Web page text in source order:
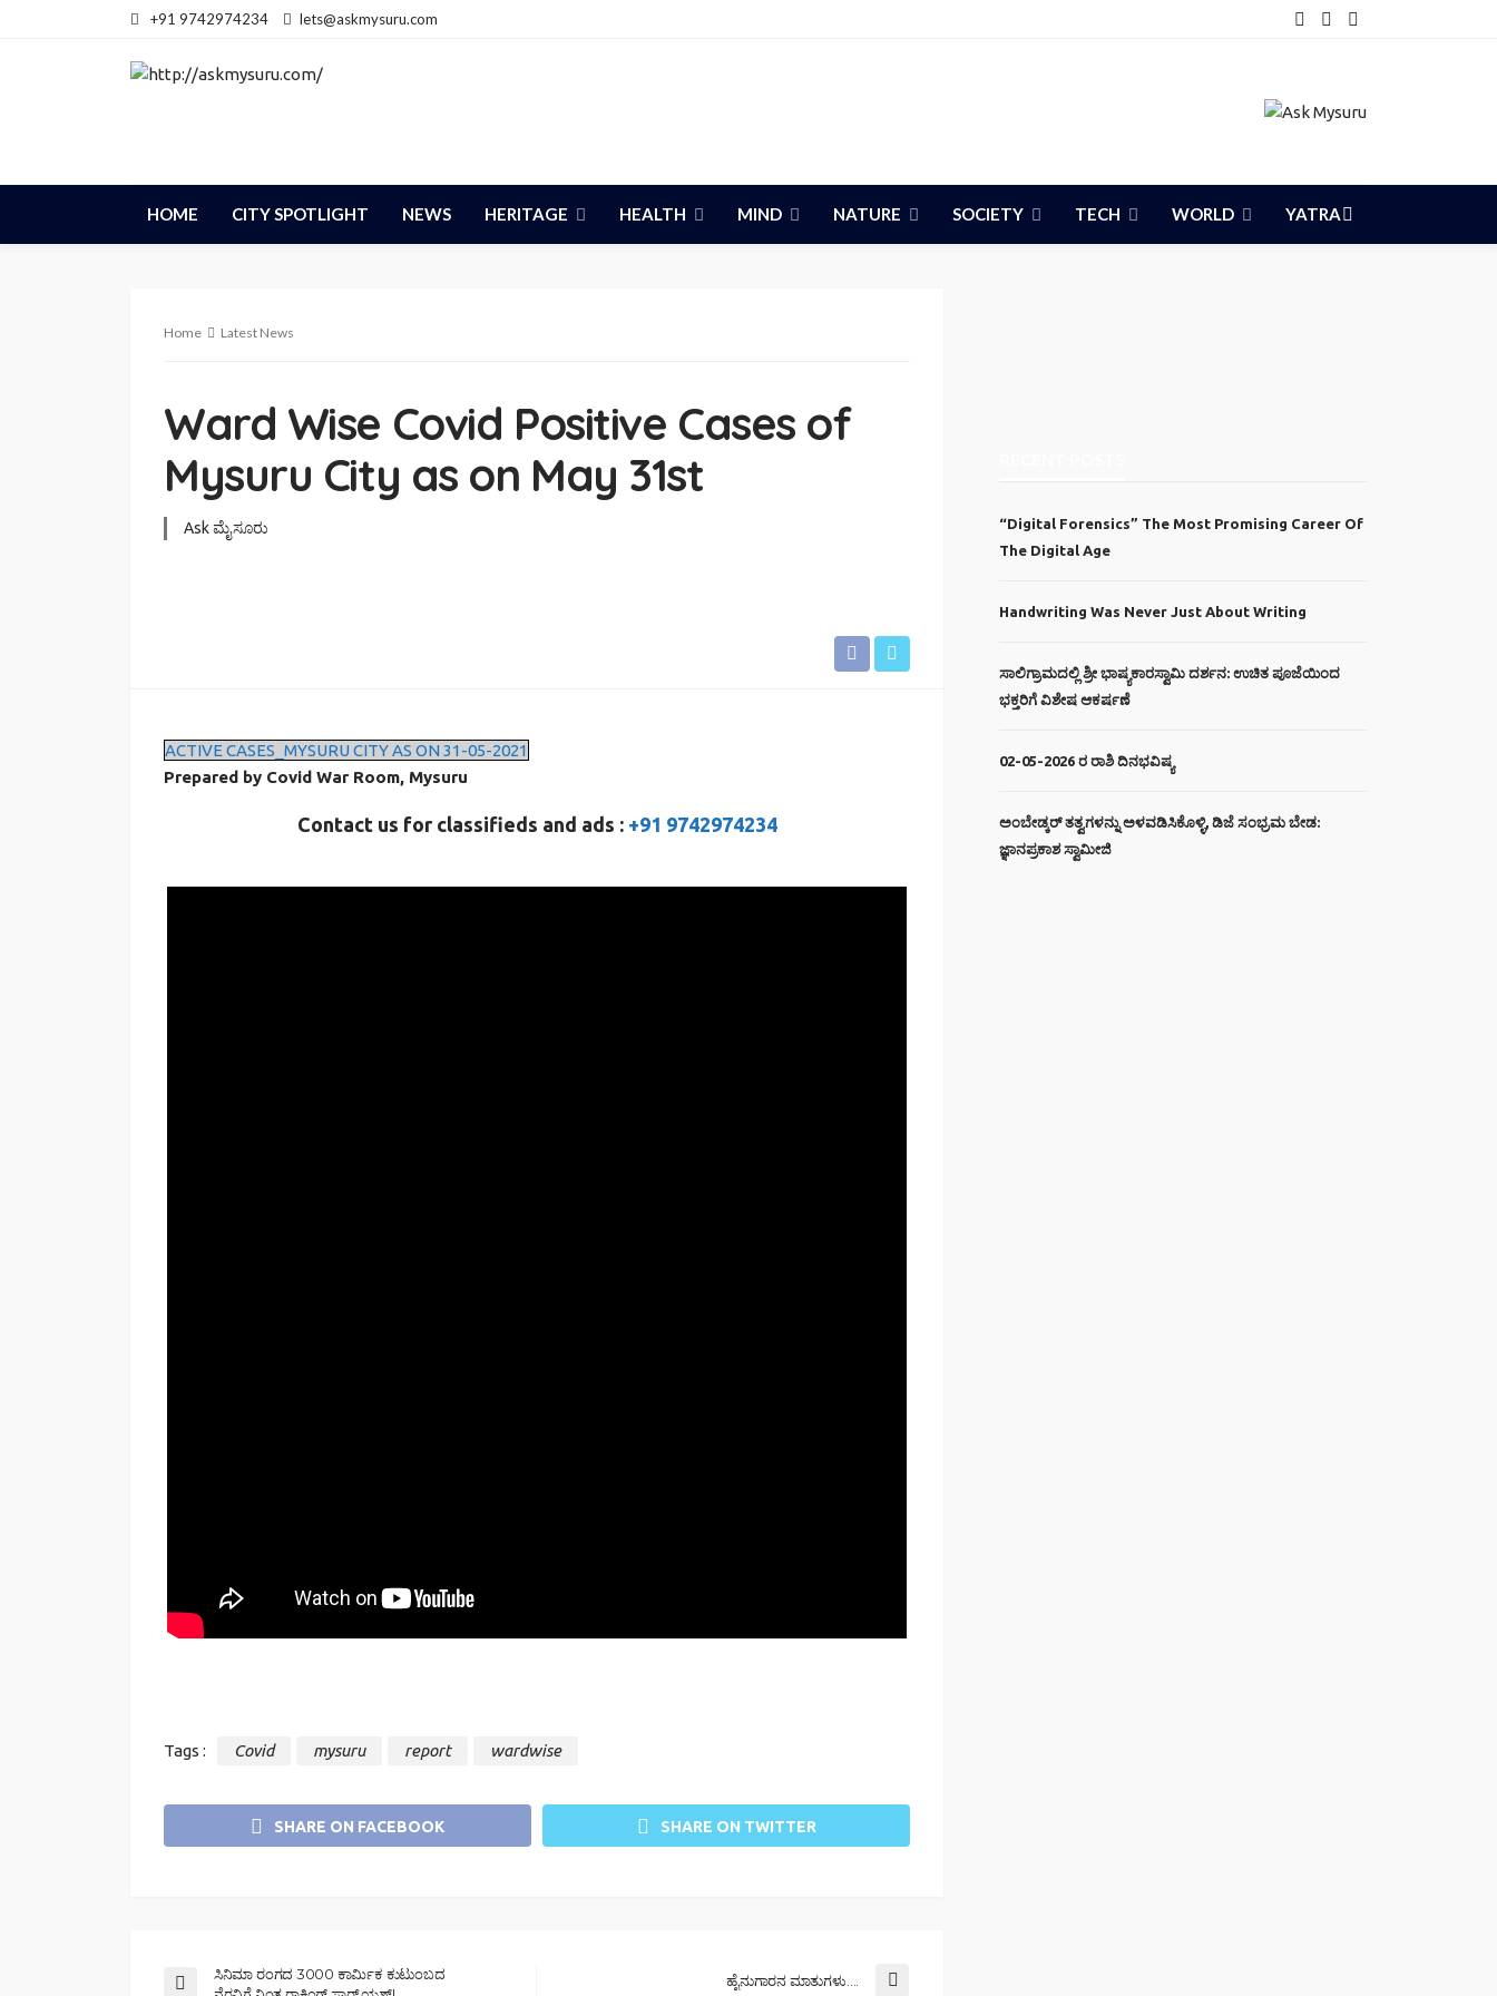
+91 9742974234 lets@askmysuru.com
HOME CITY SPOTLIGHT NEWS HERITAGE HEALTH MIND NATURE SOCIETY TECH WORLD YATRA
Home Latest News
Ward Wise Covid Positive Cases of
Mysuru City as on May 31st
Ask ಮೈಸೂರು
ACTIVE CASES_MYSURU CITY AS ON 31-05-2021
Prepared by Covid War Room, Mysuru
Contact us for classifieds and ads : +91 9742974234
Tags : Covid mysuru report wardwise
SHARE ON FACEBOOK SHARE ON TWITTER
ಸಿನಿಮಾ ರಂಗದ 3000 ಕಾರ್ಮಿಕ ಕುಟುಂಬದ
ಹೈನುಗಾರನ ಮಾತುಗಳು….
“Digital Forensics” The Most Promising Career Of
The Digital Age
Handwriting Was Never Just About Writing
ಸಾಲಿಗ್ರಾಮದಲ್ಲಿ ಶ್ರೀ ಭಾಷ್ಯಕಾರಸ್ವಾಮಿ ದರ್ಶನ: ಉಚಿತ ಪೂಜೆಯಿಂದ
ಭಕ್ತರಿಗೆ ವಿಶೇಷ ಆಕರ್ಷಣೆ
02-05-2026 ರ ರಾಶಿ ದಿನಭವಿಷ್ಯ
ಅಂಬೇಡ್ಕರ್ ತತ್ವಗಳನ್ನು ಅಳವಡಿಸಿಕೊಳ್ಳಿ, ಡಿಜೆ ಸಂಭ್ರಮ ಬೇಡ:
ಜ್ಞಾನಪ್ರಕಾಶ ಸ್ವಾಮೀಜಿ